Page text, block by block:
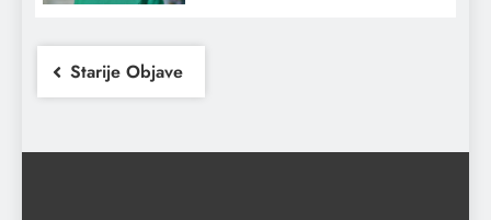
Starije Objave